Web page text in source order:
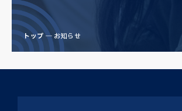
トップ お知らせ